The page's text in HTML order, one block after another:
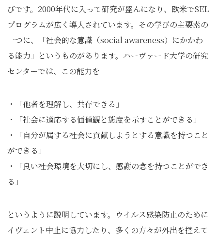
びです。2000年代に入って研究が盛んになり、欧米でSEL
プログラムが広く導入されています。その学びの主要素の
一つに、「社会的な意識（social awareness）にかかわ
る能力」というものがあります。ハーヴァード大学の研究
センターでは、この能力を
・「他者を理解し、共存できる」
・「社会に適応する価値観と態度を示すことができる」
・「自分が属する社会に貢献しようとする意識を持つこと
ができる」
・「良い社会環境を大切にし、感謝の念を持つことができ
る」
というように説明しています。ウイルス感染防止のために
イヴェント中止に協力したり、多くの方々が外出を控えて